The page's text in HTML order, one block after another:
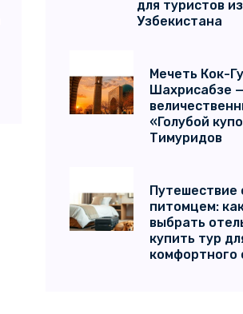
для туристов из
Узбекистана
Мечеть Кок-
Шахрисабзе —
«Голубой
Тимуридов
Путешествие
питомцем:
выбрать
купить тур
комфортного